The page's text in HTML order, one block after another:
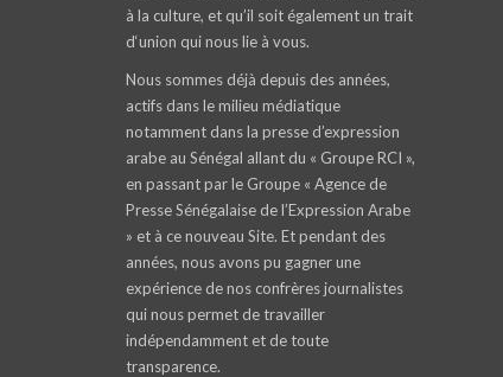
à la culture, et qu’il soit également un trait
d‘union qui nous lie à vous.
Nous sommes déjà depuis des années,
actifs dans le milieu médiatique
notamment dans la presse d’expression
arabe au Sénégal allant du « Groupe RCI »,
en passant par le Groupe « Agence de
Presse Sénégalaise de l’Expression Arabe
» et à ce nouveau Site. Et pendant des
années, nous avons pu gagner une
expérience de nos confrères journalistes
qui nous permet de travailler
indépendamment et de toute
transparence.